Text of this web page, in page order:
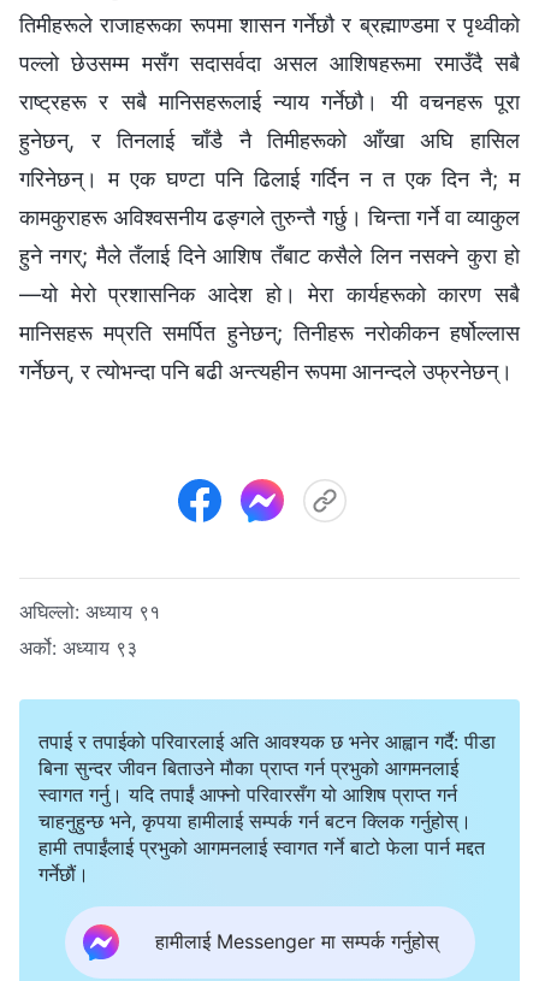
तिमीहरूले राजाहरूका रूपमा शासन गर्नेछौ र ब्रह्माण्डमा र पृथ्वीको
पल्‍लो छेउसम्‍म मसँग सदासर्वदा असल आशिषहरूमा रमाउँदै सबै
राष्ट्रहरू र सबै मानिसहरूलाई न्याय गर्नेछौ। यी वचनहरू पूरा
हुनेछन्, र तिनलाई चाँडै नै तिमीहरूको आँखा अघि हासिल
गरिनेछन्। म एक घण्टा पनि ढिलाई गर्दिन न त एक दिन नै; म
कामकुराहरू अविश्‍वसनीय ढङ्गले तुरुन्तै गर्छु। चिन्ता गर्ने वा व्याकुल
हुने नगर्; मैले तँलाई दिने आशिष तँबाट कसैले लिन नसक्‍ने कुरा हो
—यो मेरो प्रशासनिक आदेश हो। मेरा कार्यहरूको कारण सबै
मानिसहरू मप्रति समर्पित हुनेछन्; तिनीहरू नरोकीकन हर्षोल्‍लास
गर्नेछन्, र त्योभन्दा पनि बढी अन्त्यहीन रूपमा आनन्दले उफ्रनेछन्।
अघिल्लो: अध्याय ९१
अर्को: अध्याय ९३
तपाई र तपाईको परिवारलाई अति आवश्यक छ भनेर आह्वान गर्दै: पीडा
बिना सुन्दर जीवन बिताउने मौका प्राप्त गर्न प्रभुको आगमनलाई
स्वागत गर्नु। यदि तपाईं आफ्नो परिवारसँग यो आशिष प्राप्त गर्न
चाहनुहुन्छ भने, कृपया हामीलाई सम्पर्क गर्न बटन क्लिक गर्नुहोस्।
हामी तपाईंलाई प्रभुको आगमनलाई स्वागत गर्ने बाटो फेला पार्न मद्दत
गर्नेछौं।
हामीलाई Messenger मा सम्पर्क गर्नुहोस्